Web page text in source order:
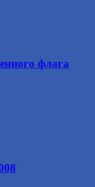
флага